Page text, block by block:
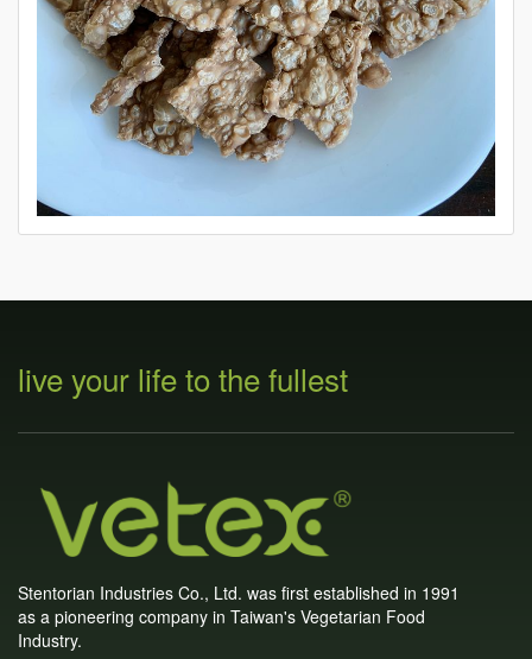
live your life to the fullest
Stentorian Industries Co., Ltd. was first established in 1991
as a pioneering company in Taiwan's Vegetarian Food
Industry.